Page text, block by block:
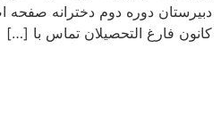
دبیرستان دوره دوم دخترانه صفحه
کانون فارغ التحصیلان تماس با […]